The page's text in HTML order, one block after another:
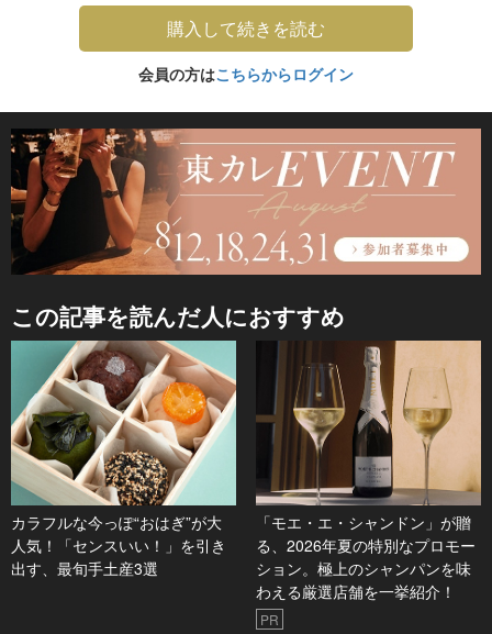
購入して続きを読む
会員の方はこちらからログイン
この記事を読んだ人におすすめ
カラフルな今っぽ“おはぎ”が大
人気！「センスいい！」を引き
出す、最旬手土産3選
「モエ・エ・シャンドン」が贈
る、2026年夏の特別なプロモー
ション。極上のシャンパンを味
わえる厳選店舗を一挙紹介！
PR